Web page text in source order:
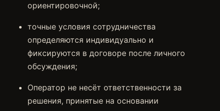
ориентировочной;
точные условия сотрудничества
определяются индивидуально и
фиксируются в договоре после личного
обсуждения;
Оператор не несёт ответственности за
решения, принятые на основании